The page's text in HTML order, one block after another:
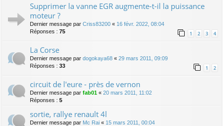
Supprimer la vanne EGR augmente-t-il la puissance
moteur ?
Dernier message par Criss83200 « 16 févr. 2022, 08:04
Réponses : 75 1 2 3 4
La Corse
Dernier message par dogokaya68 « 29 mars 2011, 09:09
Réponses : 33 1 2
circuit de l'eure - près de vernon
Dernier message par fab01 « 20 mars 2011, 11:02
Réponses : 5
sortie, rallye renault 4l
Dernier message par Mc Rai « 15 mars 2011, 00:04